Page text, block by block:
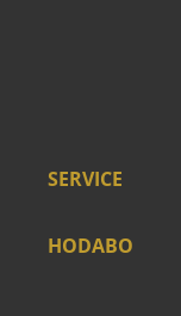
SERVICE
HODABO